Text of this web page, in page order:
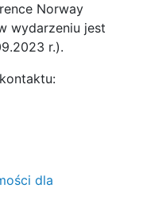
Norway
wydarzeniu jest
r.).
dla